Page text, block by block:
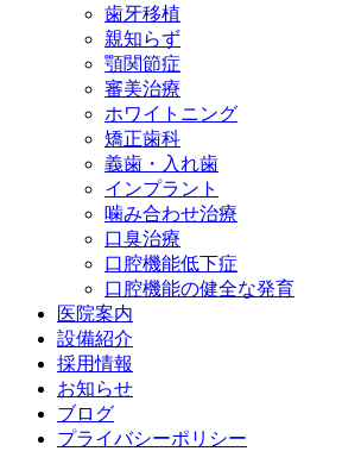
歯牙移植
親知らず
顎関節症
審美治療
ホワイトニング
矯正歯科
義歯・入れ歯
インプラント
噛み合わせ治療
口臭治療
口腔機能低下症
口腔機能の健全な発育
医院案内
設備紹介
採用情報
お知らせ
ブログ
プライバシーポリシー